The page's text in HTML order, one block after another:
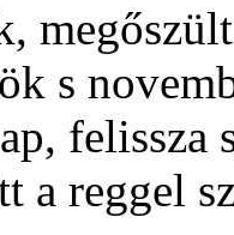
s
felissza
a reggel